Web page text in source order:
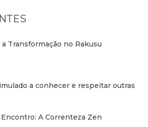
Transformação no Rakusu
a conhecer e respeitar outras
A Correnteza Zen